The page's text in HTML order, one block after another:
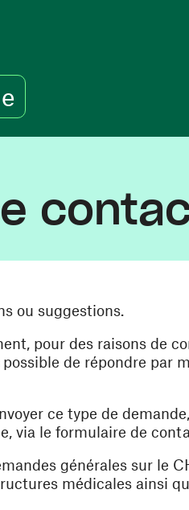
ou suggestions.
pour des raisons de
de répondre par
ce type de
via le formulaire de
générales sur le
médicales ainsi